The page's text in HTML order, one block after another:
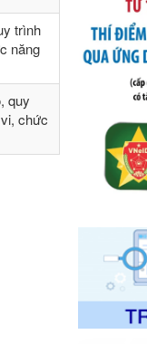
trình
năng
quy
chức
Số
Tên:
của
số điều
hướng
ngoại
Ngày
Số kí
Tên:
của
87/
năm
chính
vi
kho
Ngày
Số kí